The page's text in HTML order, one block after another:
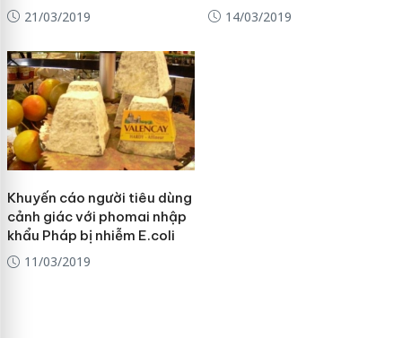
21/03/2019
14/03/2019
Khuyến cáo người tiêu dùng
cảnh giác với phomai nhập
khẩu Pháp bị nhiễm E.coli
11/03/2019